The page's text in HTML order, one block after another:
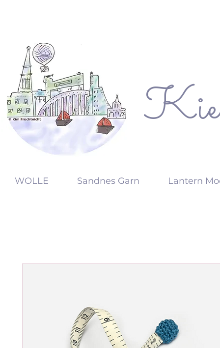
KW
WOLLE Sandnes Garn Lantern